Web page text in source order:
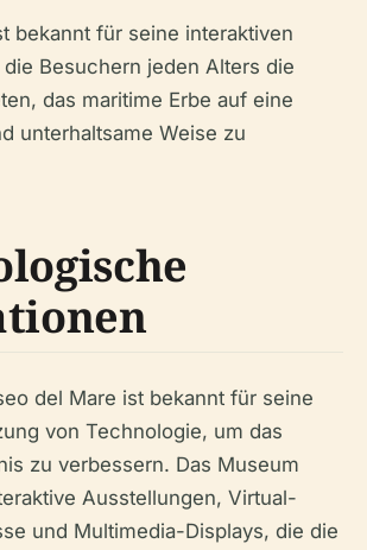
bekannt für seine interaktiven
Besuchern jeden Alters die
das maritime Erbe auf eine
unterhaltsame Weise zu
del Mare ist bekannt für seine
von Technologie, um das
zu verbessern. Das Museum
Ausstellungen, Virtual-
und Multimedia-Displays, die die